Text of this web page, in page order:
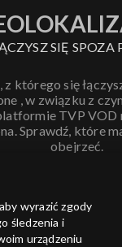
SIĘ SPOZA
z którego się
, w związku z
TVP VOD
Sprawdź, które
obejrzeć.
wyrazić zgody
śledzenia i
urządzeniu